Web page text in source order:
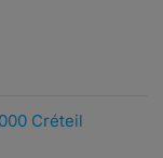
Créteil